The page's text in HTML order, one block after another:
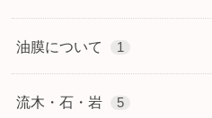
油膜について 1
流木・石・岩 5